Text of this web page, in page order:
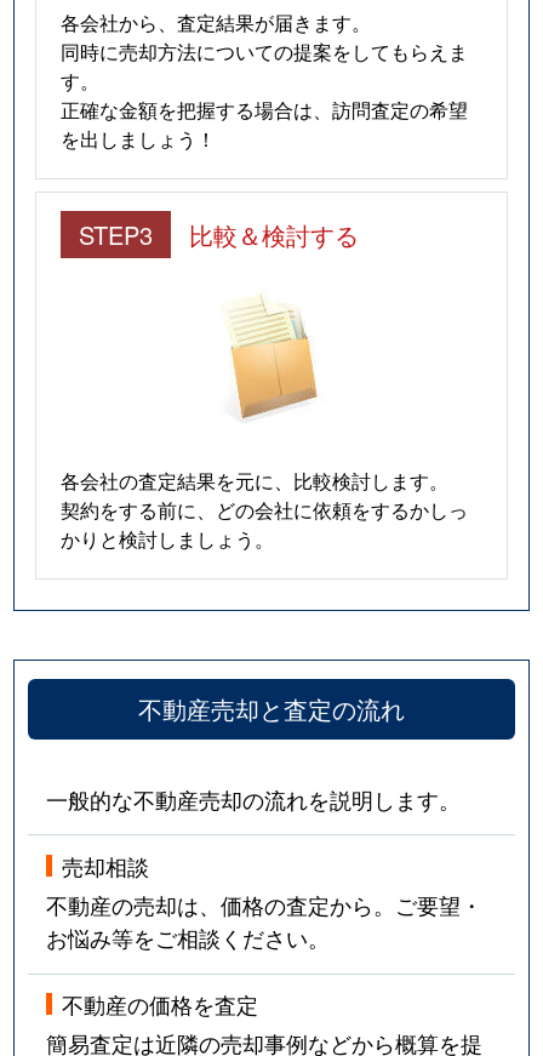
各会社から、査定結果が届きます。
同時に売却方法についての提案をしてもらえま
す。
正確な金額を把握する場合は、訪問査定の希望
を出しましょう！
STEP3 比較＆検討する
各会社の査定結果を元に、比較検討します。
契約をする前に、どの会社に依頼をするかしっ
かりと検討しましょう。
不動産売却と査定の流れ
一般的な不動産売却の流れを説明します。
売却相談
不動産の売却は、価格の査定から。ご要望・
お悩み等をご相談ください。
不動産の価格を査定
簡易査定は近隣の売却事例などから概算を提